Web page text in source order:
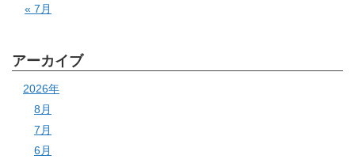
« 7月
アーカイブ
2026年
8月
7月
6月